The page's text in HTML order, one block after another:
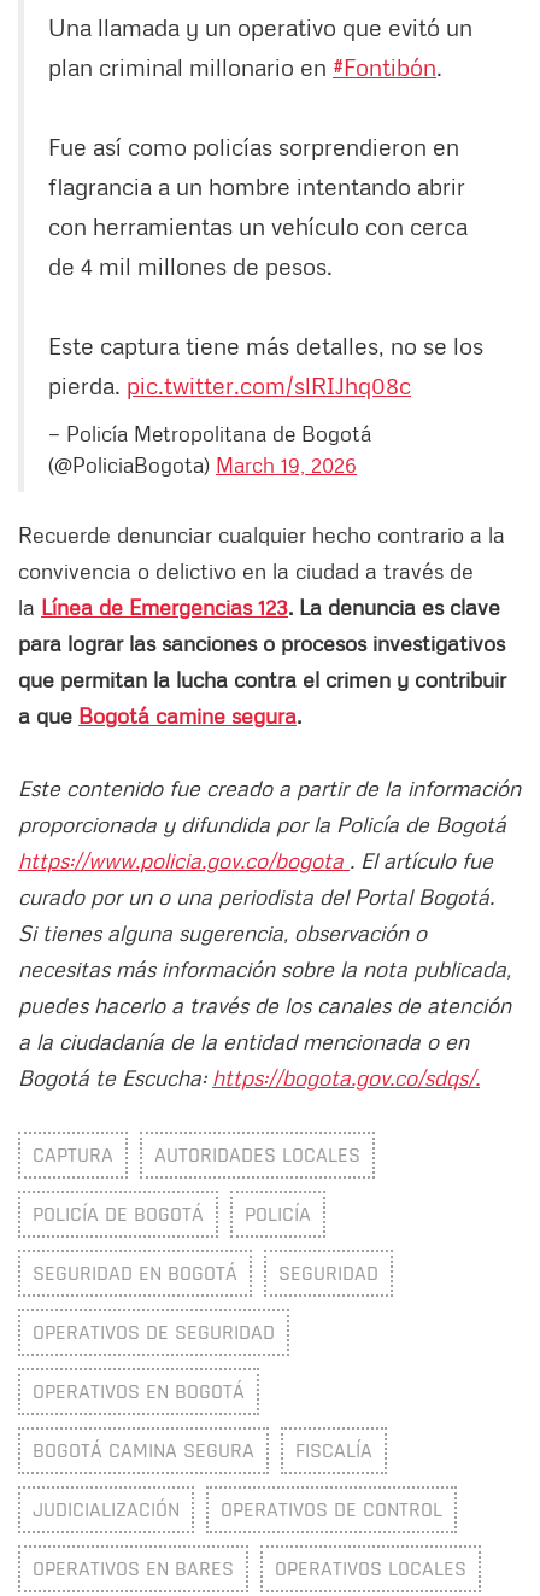
Una llamada y un operativo que evitó un
plan criminal millonario en #Fontibón.
Fue así como policías sorprendieron en
flagrancia a un hombre intentando abrir
con herramientas un vehículo con cerca
de 4 mil millones de pesos.
Este captura tiene más detalles, no se los
pierda. pic.twitter.com/slRIJhq08c
— Policía Metropolitana de Bogotá
(@PoliciaBogota) March 19, 2026
Recuerde denunciar cualquier hecho contrario a la
convivencia o delictivo en la ciudad a través de
la Línea de Emergencias 123. La denuncia es clave
para lograr las sanciones o procesos investigativos
que permitan la lucha contra el crimen y contribuir
a que Bogotá camine segura.
Este contenido fue creado a partir de la información
proporcionada y difundida por la Policía de Bogotá
https://www.policia.gov.co/bogota . El artículo fue
curado por un o una periodista del Portal Bogotá.
Si tienes alguna sugerencia, observación o
necesitas más información sobre la nota publicada,
puedes hacerlo a través de los canales de atención
a la ciudadanía de la entidad mencionada o en
Bogotá te Escucha: https://bogota.gov.co/sdqs/.
CAPTURA AUTORIDADES LOCALES
POLICÍA DE BOGOTÁ POLICÍA
SEGURIDAD EN BOGOTÁ SEGURIDAD
OPERATIVOS DE SEGURIDAD
OPERATIVOS EN BOGOTÁ
BOGOTÁ CAMINA SEGURA FISCALÍA
JUDICIALIZACIÓN OPERATIVOS DE CONTROL
OPERATIVOS EN BARES OPERATIVOS LOCALES